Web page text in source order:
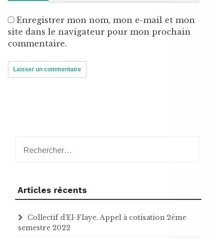
Enregistrer mon nom, mon e-mail et mon
site dans le navigateur pour mon prochain
commentaire.
Articles récents
Collectif d’El-Flaye. Appel à cotisation 2ème
semestre 2022